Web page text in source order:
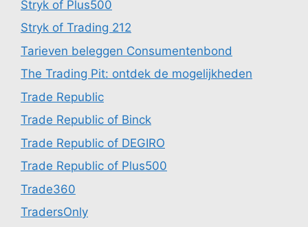
Stryk of Plus500
Stryk of Trading 212
Tarieven beleggen Consumentenbond
The Trading Pit: ontdek de mogelijkheden
Trade Republic
Trade Republic of Binck
Trade Republic of DEGIRO
Trade Republic of Plus500
Trade360
TradersOnly